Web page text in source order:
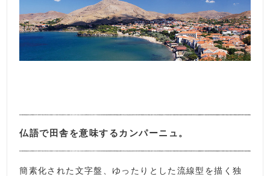
仏語で田舎を意味するカンパーニュ。
簡素化された文字盤、ゆったりとした流線型を描く独